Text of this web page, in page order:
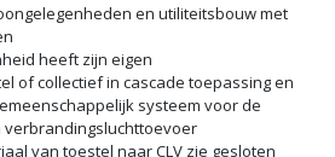
en utiliteitsbouw met
heeft zijn eigen
of collectief in cascade toepassing en
systeem voor de
van toestel naar CLV zie gesloten